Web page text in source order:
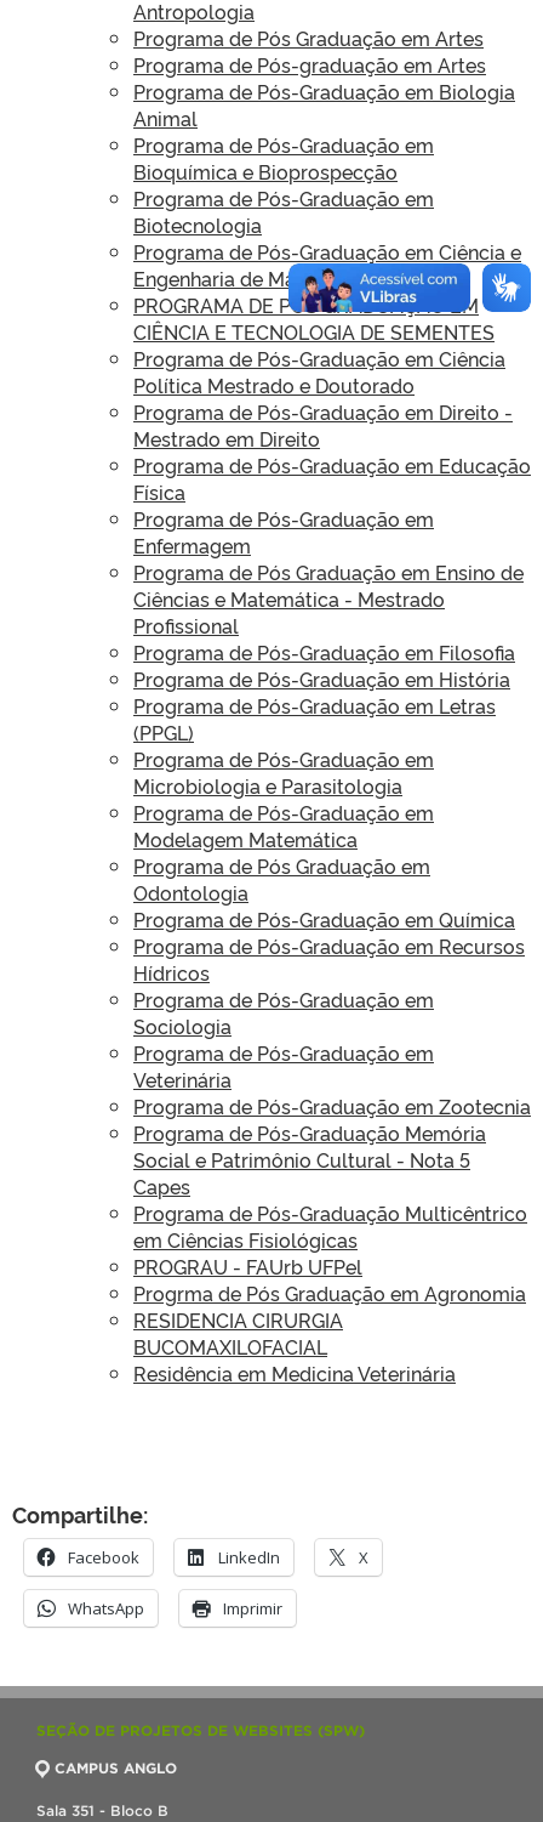
Antropologia
Programa de Pós Graduação em Artes
Programa de Pós-graduação em Artes
Programa de Pós-Graduação em Biologia
Animal
Programa de Pós-Graduação em
Bioquímica e Bioprospecção
Programa de Pós-Graduação em
Biotecnologia
Programa de Pós-Graduação em Ciência e
Engenharia de Materiais
PROGRAMA DE PÓS GRADUAÇÃO EM
CIÊNCIA E TECNOLOGIA DE SEMENTES
Programa de Pós-Graduação em Ciência
Política Mestrado e Doutorado
Programa de Pós-Graduação em Direito -
Mestrado em Direito
Programa de Pós-Graduação em Educação
Física
Programa de Pós-Graduação em
Enfermagem
Programa de Pós Graduação em Ensino de
Ciências e Matemática - Mestrado
Profissional
Programa de Pós-Graduação em Filosofia
Programa de Pós-Graduação em História
Programa de Pós-Graduação em Letras
(PPGL)
Programa de Pós-Graduação em
Microbiologia e Parasitologia
Programa de Pós-Graduação em
Modelagem Matemática
Programa de Pós Graduação em
Odontologia
Programa de Pós-Graduação em Química
Programa de Pós-Graduação em Recursos
Hídricos
Programa de Pós-Graduação em
Sociologia
Programa de Pós-Graduação em
Veterinária
Programa de Pós-Graduação em Zootecnia
Programa de Pós-Graduação Memória
Social e Patrimônio Cultural - Nota 5
Capes
Programa de Pós-Graduação Multicêntrico
em Ciências Fisiológicas
PROGRAU - FAUrb UFPel
Progrma de Pós Graduação em Agronomia
RESIDENCIA CIRURGIA
BUCOMAXILOFACIAL
Residência em Medicina Veterinária
Compartilhe:
Facebook LinkedIn X
WhatsApp Imprimir
SEÇÃO DE PROJETOS DE WEBSITES (SPW)
CAMPUS ANGLO
Sala 351 - Bloco B